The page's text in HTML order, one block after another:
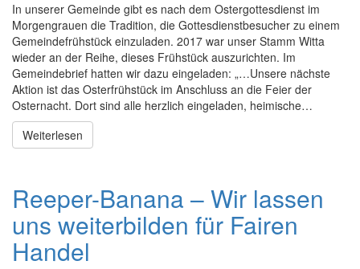
In unserer Gemeinde gibt es nach dem Ostergottesdienst im
Morgengrauen die Tradition, die Gottesdienstbesucher zu einem
Gemeindefrühstück einzuladen. 2017 war unser Stamm Witta
wieder an der Reihe, dieses Frühstück auszurichten. Im
Gemeindebrief hatten wir dazu eingeladen: „…Unsere nächste
Aktion ist das Osterfrühstück im Anschluss an die Feier der
Osternacht. Dort sind alle herzlich eingeladen, heimische…
Weiterlesen
Reeper-Banana – Wir lassen
uns weiterbilden für Fairen
Handel